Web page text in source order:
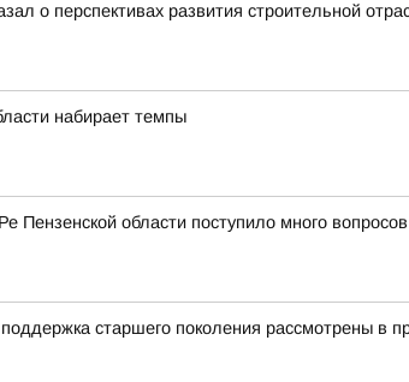
о перспективах развития строительной
набирает темпы
области поступило много
старшего поколения рассмотрены в